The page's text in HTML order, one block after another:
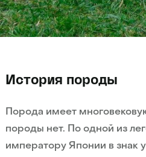
История породы
Порода имеет
породы нет. По одной из
императору Японии в знак